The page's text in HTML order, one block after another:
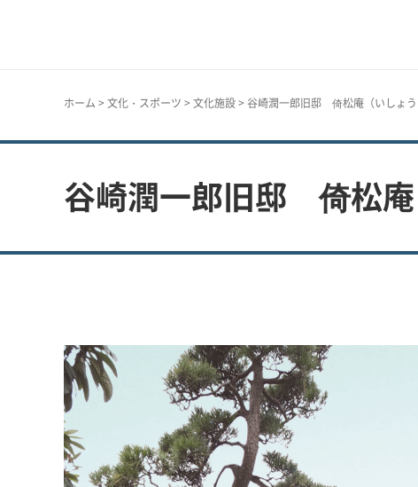
ホーム > 文化・スポーツ > 文化施設> 谷崎潤一郎旧邸 倚松庵（いしょう
谷崎潤一郎旧邸 倚松庵